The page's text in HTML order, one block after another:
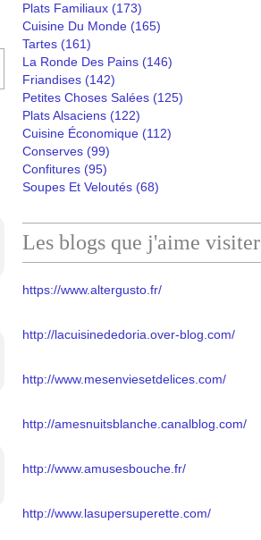
Plats Familiaux (173)
Cuisine Du Monde (165)
Tartes (161)
La Ronde Des Pains (146)
Friandises (142)
Petites Choses Salées (125)
Plats Alsaciens (122)
Cuisine Économique (112)
Conserves (99)
Confitures (95)
Soupes Et Veloutés (68)
Les blogs que j'aime visiter
https://www.altergusto.fr/
http://lacuisinededoria.over-blog.com/
http://www.mesenviesetdelices.com/
http://amesnuitsblanche.canalblog.com/
http://www.amusesbouche.fr/
http://www.lasupersuperette.com/